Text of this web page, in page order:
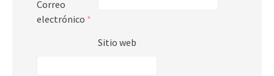
Correo
electrónico *
Sitio web